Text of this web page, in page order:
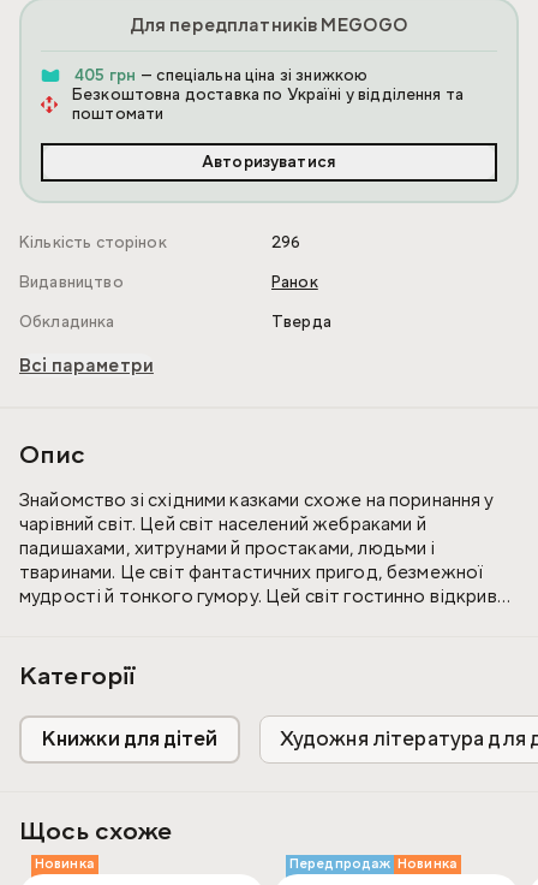
Для передплатників MEGOGO
405 грн — спеціальна ціна зі знижкою
Безкоштовна доставка по Україні у відділення та
поштомати
Авторизуватися
Кількість сторінок
296
Видавництво
Ранок
Обкладинка
Тверда
Всі параметри
Опис
Знайомство зі східними казками схоже на поринання у
чарівний світ. Цей світ населений жебраками й
падишахами, хитрунами й простаками, людьми і
тваринами. Це світ фантастичних пригод, безмежної
мудрості й тонкого гумору. Цей світ гостинно відкриває
Категорії
Книжки для дітей Художня література для
Щось схоже
Новинка
Передпродаж Новинка